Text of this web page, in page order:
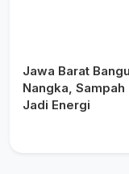
Jawa Barat
Nangka, Sampah
Jadi Energi